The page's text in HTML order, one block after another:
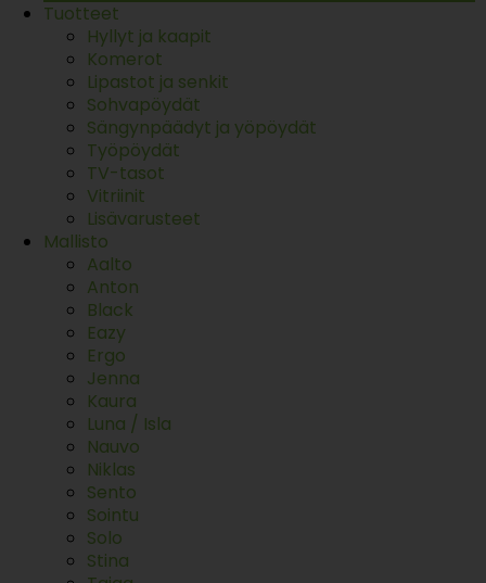
Tuotteet
Hyllyt ja kaapit
Komerot
Lipastot ja senkit
Sohvapöydät
Sängynpäädyt ja yöpöydät
Työpöydät
TV-tasot
Vitriinit
Lisävarusteet
Mallisto
Aalto
Anton
Black
Eazy
Ergo
Jenna
Kaura
Luna / Isla
Nauvo
Niklas
Sento
Sointu
Solo
Stina